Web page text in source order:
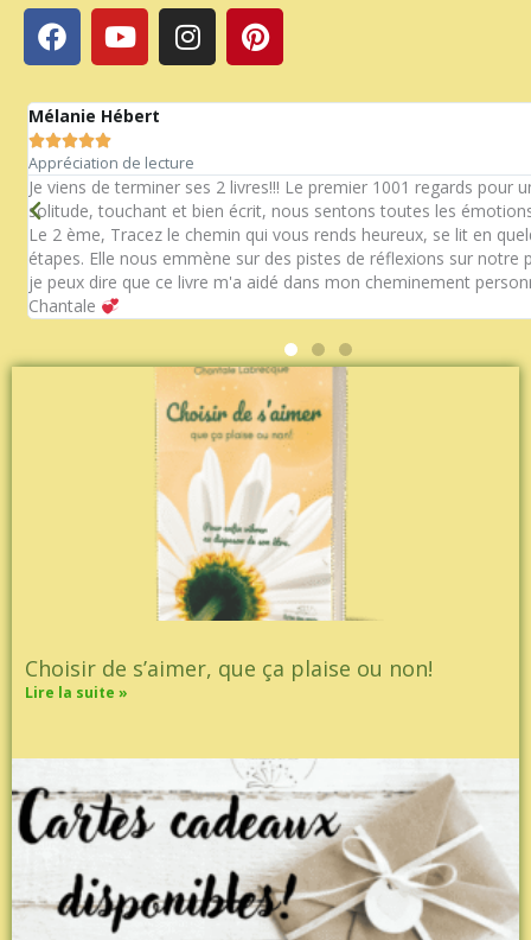
F
a
c
e
b
o
o
k
Y
o
u
t
u
b
e
I
n
s
t
g
r
a
m
P
i
n
t
e
s
t
Mélanie Hébert

Appréciation de lecture
Je viens de terminer ses 2 livres!!! Le premier 1001 regards pour
solitude, touchant et bien écrit, nous sentons toutes les
Le 2 ème, Tracez le chemin qui vous rends heureux, se lit en
étapes. Elle nous emmène sur des pistes de réflexions sur notre
je peux dire que ce livre m'a aidé dans mon cheminement
Chantale
Choisir de s’aimer, que ça plaise ou non!
Lire la suite »